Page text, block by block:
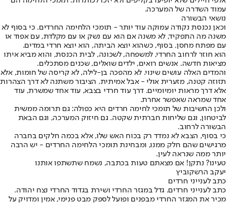
עמוד השדרה של המערכה.
נושאי הבשורה
וכאן נכנסת נקודה עמוקה עוד יותר - תומכי הלחימה החרדים. כי בסוף לא
משנה מה התפקיד, לא משנה אם הוא עם נשק או עם מקלדת, עם אפוד או
עם מפתח מחסן. בסוף, כשהוא יוצא הביתה, הוא יוצא חרדי במדים.
הוא חוזר לרחוב החרדי, למשפחה, לשכונה, לבית הכנסת, והוא מביא איתו
מציאות חדשה. אנשים רואים, ילדים שואלים, שכנים מסתכלים.
והמדים האלה עושים שינוי. לא מהפכה בן-לילה, לא קריסה של חומות, אלא
תזוזה קטנה, מזערית אולי - אבל אמיתית. הציבור משתנה לא דרך הצהרות
אלא דרך מראות יומיומיים. דרך עוד חרדי בצבא, עוד אחד שמשרת, עוד
אחד שמראה שאפשר אחרת.
ולכן החשיבות של תומכי לחימה חרדים היא כפולה: גם תרומה ממשית
לביטחון, וגם שליחות חברתית שקטה. גם חיזוק המערכה, וגם הבאת
הבשורה לרחוב.
כי בסוף, הצבא לא נמדד רק בכוח האש שלו, אלא בכמה חלקים בחברה
מרגישים שהם חלק ממנו, ומבחינת תומכי הלחימה החרדים - יש הרבה
יותר ממה שנראה לעין.
טעינו? נתקן! אם מצאתם טעות בכתבה, נשמח שתשתפו אותנו
יעקב הרשקוביץ
כתב לענייני חרדים
כתב לענייני חרדים. גדל במגזר החרדי ושירת בגדוד החרדי נצח יהודה.
מכיר את המגזר החרדי מבפנים ופועל לספק מבט פנימי, אמין ומדויק על